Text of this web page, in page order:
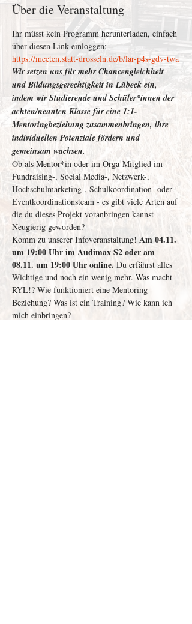
Über die Veranstaltung
Ihr müsst kein Programm herunterladen, einfach
über diesen Link einloggen:
https://meeten.statt-drosseln.de/b/lar-p4s-gdv-twa
Wir setzen uns für mehr Chancengleichheit
und Bildungsgerechtigkeit in Lübeck ein,
indem wir Studierende und Schüler*innen der
achten/neunten Klasse für eine 1:1-
Mentoringbeziehung zusammenbringen, ihre
individuellen Potenziale fördern und
gemeinsam wachsen.
Ob als Mentor*in oder im Orga-Mitglied im
Fundraising-, Social Media-, Netzwerk-,
Hochschulmarketing-, Schulkoordination- oder
Eventkoordinationsteam - es gibt viele Arten auf
die du dieses Projekt voranbringen kannst
Neugierig geworden?
Komm zu unserer Infoveranstaltung! Am 04.11.
um 19:00 Uhr im Audimax S2 oder am
08.11. um 19:00 Uhr online. Du erfährst alles
Wichtige und noch ein wenig mehr. Was macht
RYL!? Wie funktioniert eine Mentoring
Beziehung? Was ist ein Training? Wie kann ich
mich einbringen?